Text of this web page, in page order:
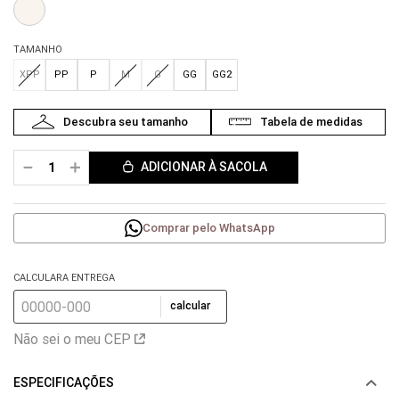
TAMANHO
PP P M G GG GG2
XPP
＋
－ ADICIONAR À SACOLA
Comprar pelo WhatsApp
CALCULARA ENTREGA
calcular
Não sei o meu CEP
ESPECIFICAÇÕES